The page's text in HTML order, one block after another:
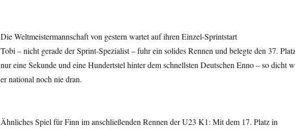
Die Weltmeistermannschaft von gestern wartet auf ihren Einzel-Sprintstart
Tobi – nicht gerade der Sprint-Spezialist – fuhr ein solides Rennen und belegte den 37.
nur eine Sekunde und eine Hundertstel hinter dem schnellsten Deutschen Enno – so dicht
er national noch nie dran.
Ähnliches Spiel für Finn im anschließenden Rennen der U23 K1: Mit dem 17. Platz in